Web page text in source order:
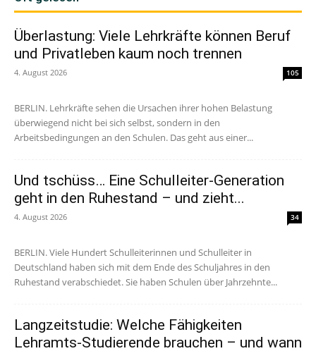
Überlastung: Viele Lehrkräfte können Beruf
und Privatleben kaum noch trennen
4. August 2026 105
BERLIN. Lehrkräfte sehen die Ursachen ihrer hohen Belastung
überwiegend nicht bei sich selbst, sondern in den
Arbeitsbedingungen an den Schulen. Das geht aus einer...
Und tschüss… Eine Schulleiter-Generation
geht in den Ruhestand – und zieht...
4. August 2026 34
BERLIN. Viele Hundert Schulleiterinnen und Schulleiter in
Deutschland haben sich mit dem Ende des Schuljahres in den
Ruhestand verabschiedet. Sie haben Schulen über Jahrzehnte...
Langzeitstudie: Welche Fähigkeiten
Lehramts-Studierende brauchen – und wann